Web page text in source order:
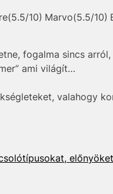
10) Marvo(5.5/10)
fogalma sincs
ami világít…
valahogy